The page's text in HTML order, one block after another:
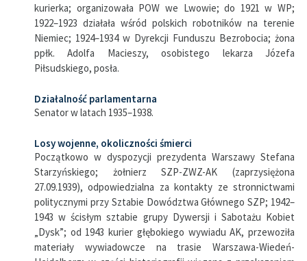
kurierka; organizowała POW we Lwowie; do 1921 w WP;
1922–1923 działała wśród polskich robotników na terenie
Niemiec; 1924–1934 w Dyrekcji Funduszu Bezrobocia; żona
ppłk. Adolfa Macieszy, osobistego lekarza Józefa
Piłsudskiego, posła.
Działalność parlamentarna
Senator w latach 1935–1938.
Losy wojenne, okoliczności śmierci
Początkowo w dyspozycji prezydenta Warszawy Stefana
Starzyńskiego; żołnierz SZP-ZWZ-AK (zaprzysiężona
27.09.1939), odpowiedzialna za kontakty ze stronnictwami
politycznymi przy Sztabie Dowództwa Głównego SZP; 1942–
1943 w ścisłym sztabie grupy Dywersji i Sabotażu Kobiet
„Dysk”; od 1943 kurier głębokiego wywiadu AK, przewoziła
materiały wywiadowcze na trasie Warszawa-Wiedeń-